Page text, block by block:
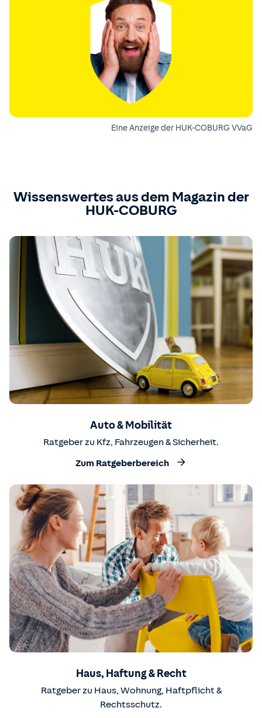
Eine Anzeige der HUK-COBURG VVaG
Wissenswertes aus dem Magazin der
HUK-COBURG
Auto & Mobilität
Ratgeber zu Kfz, Fahrzeugen & Sicherheit.
Zum Ratgeberbereich
Haus, Haftung & Recht
Ratgeber zu Haus, Wohnung, Haftpflicht &
Rechtsschutz.